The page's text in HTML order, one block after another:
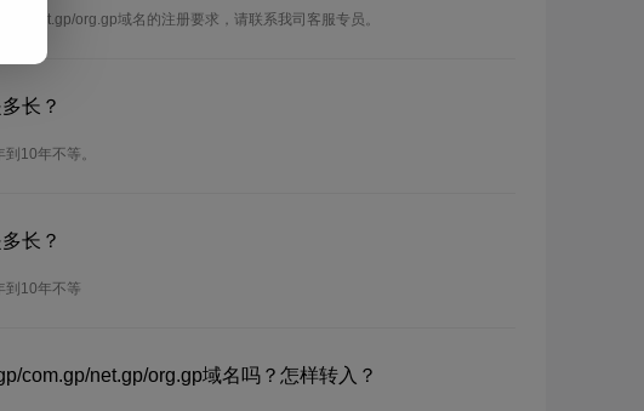
net.gp/org.gp域名的注册要求，请联系我司客服专员。
长？
10年不等。
长？
到10年不等
com.gp/net.gp/org.gp域名吗？怎样转入？